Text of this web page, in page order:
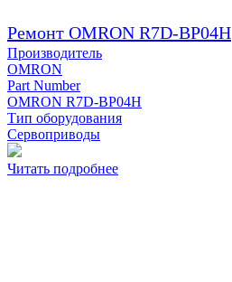
Ремонт OMRON R7D-BP04H
Производитель
OMRON
Part Number
OMRON R7D-BP04H
Тип оборудования
Сервоприводы
Читать подробнее